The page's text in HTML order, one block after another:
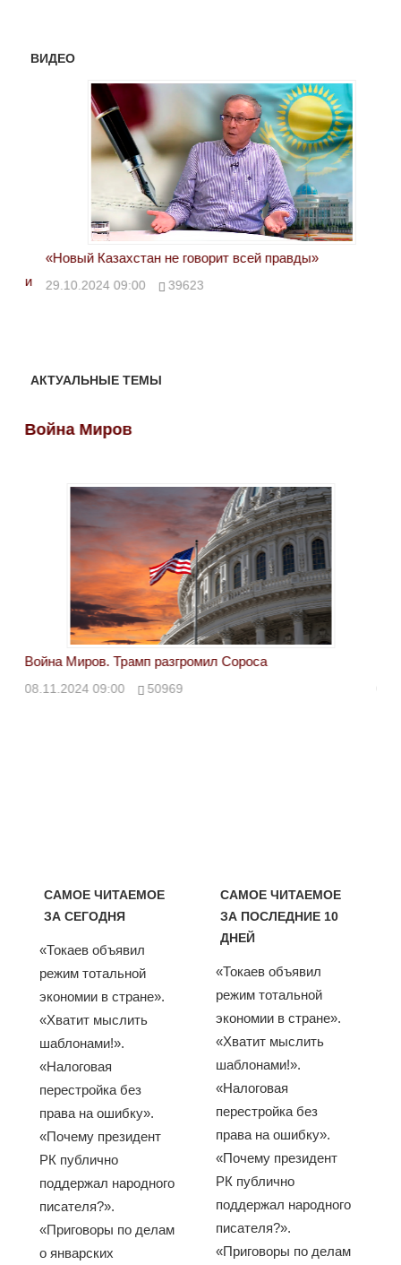
ВИДЕО
«Новый Казахстан не говорит всей правды»
29.10.2024 09:00 39623
АКТУАЛЬНЫЕ ТЕМЫ
Война Миров
Война Миров. Трамп разгромил Сороса
08.11.2024 09:00 50969
САМОЕ ЧИТАЕМОЕ
ЗА СЕГОДНЯ
«Токаев объявил
режим тотальной
экономии в стране».
«Хватит мыслить
шаблонами!».
«Налоговая
перестройка без
права на ошибку».
«Почему президент
РК публично
поддержал народного
писателя?».
«Приговоры по делам
о январских
САМОЕ ЧИТАЕМОЕ
ЗА ПОСЛЕДНИЕ 10
ДНЕЙ
«Токаев объявил
режим тотальной
экономии в стране».
«Хватит мыслить
шаблонами!».
«Налоговая
перестройка без
права на ошибку».
«Почему президент
РК публично
поддержал народного
писателя?».
«Приговоры по делам